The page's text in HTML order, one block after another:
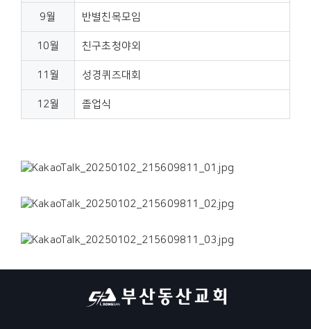
9월 반별친목모임
10월 친구초청야외
11월 성경퀴즈대회
12월 졸업식